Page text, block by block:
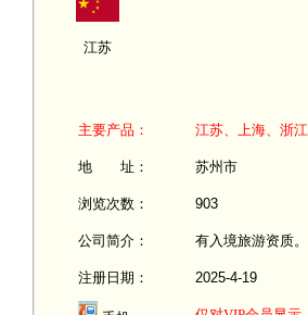
江苏
主要产品： 江苏、上海、浙
地 址： 苏州市
浏览次数： 903
公司简介： 有入境旅游资质。
注册日期： 2025-4-19